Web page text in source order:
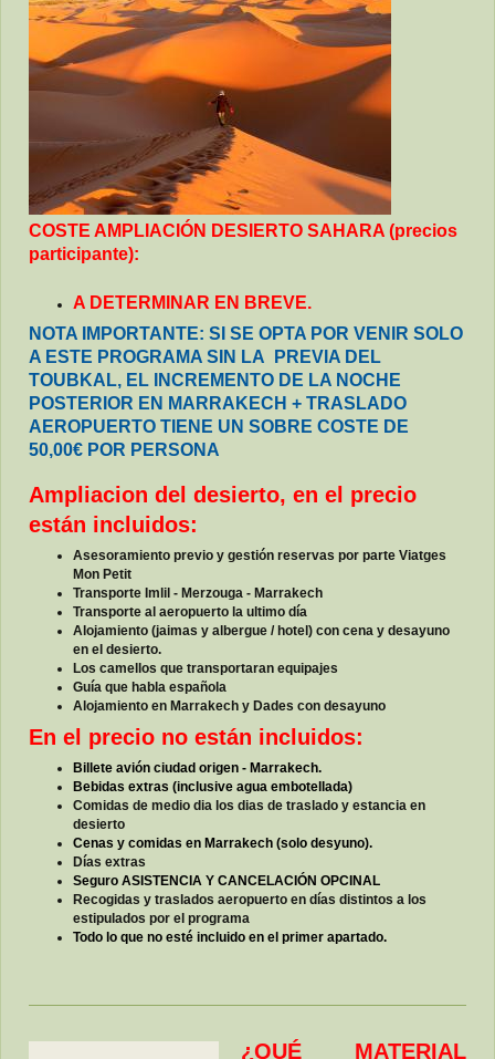
COSTE AMPLIACIÓN DESIERTO SAHARA (precios
participante):
A DETERMINAR EN BREVE.
NOTA IMPORTANTE: SI SE OPTA POR VENIR SOLO
A ESTE PROGRAMA SIN LA PREVIA DEL
TOUBKAL, EL INCREMENTO DE LA NOCHE
POSTERIOR EN MARRAKECH + TRASLADO
AEROPUERTO TIENE UN SOBRE COSTE DE
50,00€ POR PERSONA
Ampliacion del desierto, en el precio
están incluidos:
Asesoramiento previo y gestión reservas por parte Viatges
Mon Petit
Transporte Imlil - Merzouga - Marrakech
Transporte al aeropuerto la ultimo día
Alojamiento (jaimas y albergue / hotel) con cena y desayuno
en el desierto.
Los camellos que transportaran equipajes
Guía que habla española
Alojamiento en Marrakech y Dades con desayuno
En el precio no están incluidos:
Billete avión ciudad origen - Marrakech.
Bebidas extras (inclusive agua embotellada)
Comidas de medio dia los dias de traslado y estancia en
desierto
Cenas y comidas en Marrakech (solo desyuno).
Días extras
Seguro ASISTENCIA Y CANCELACIÓN OPCINAL
Recogidas y traslados aeropuerto en días distintos a los
estipulados por el programa
Todo lo que no esté incluido en el primer apartado.
¿QUÉ MATERIAL